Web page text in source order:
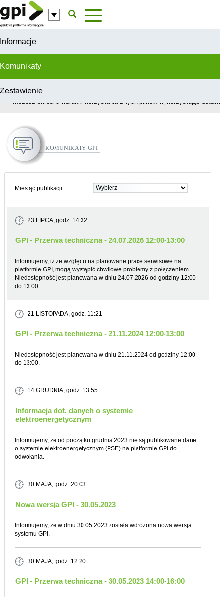
Przejdź do komentarzy
Informacje
Komunikaty
Zestawienie
W celu świadczenia usług na najwyższym poziomie, serwis GPI
Możesz określić warunki korzystania z tych plików wykorzystując
Komunikaty GPI
Miesiąc publikacji:
23 LIPCA, godz. 14:32
GPI - Przerwa techniczna - 24.07.2026 12:00-13:00
Informujemy, iż ze względu na planowane prace serwisowe na
platformie GPI, mogą wystąpić chwilowe problemy z połączeniem.
Niedostępność jest planowana w dniu 24.07.2026 od godziny 12:00
do 13:00.
21 LISTOPADA, godz. 11:21
GPI - Przerwa techniczna - 21.11.2024 12:00-13:00
Niedostępność jest planowana w dniu 21.11.2024 od godziny 12:00
do 13:00.
14 GRUDNIA, godz. 13:55
Informacja dot. danych o systemie
elektroenergetycznym
Informujemy, że od początku grudnia 2023 nie są publikowane dane
o systemie elektroenergetycznym (PSE) na platformie GPI do
odwołania.
30 MAJA, godz. 20:03
Nowa wersja GPI - 30.05.2023
Informujemy, że w dniu 30.05.2023 została wdrożona nowa wersja
systemu GPI.
30 MAJA, godz. 12:20
GPI - Przerwa techniczna - 30.05.2023 14:00-16:00